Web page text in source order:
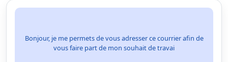
Bonjour, je me permets de vous adresser ce courrier afin de
vous faire part de mon souhait de travai